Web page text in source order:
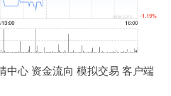
中心 资金流向 模拟交易 客户端